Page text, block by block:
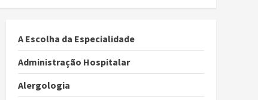
A Escolha da Especialidade
Administração Hospitalar
Alergologia